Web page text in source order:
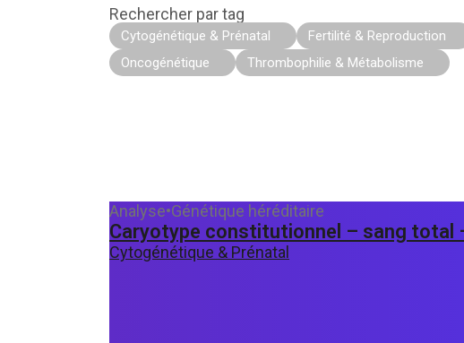
Rechercher par tag
Cytogénétique & Prénatal Fertilité & Reproduction
Oncogénétique
Thrombophilie & Métabolisme
Analyse•Génétique héréditaire
Caryotype constitutionnel – sang total
Cytogénétique & Prénatal